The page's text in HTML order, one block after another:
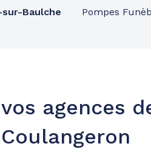
Baulche
Pompes
agences